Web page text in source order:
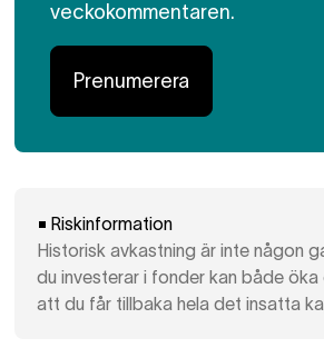
veckokommentaren.
Prenumerera
Riskinformation
Historisk avkastning är inte någon
du investerar i fonder kan både
att du får tillbaka hela det insatta